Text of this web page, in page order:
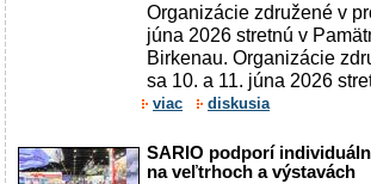
Organizácie združené v
júna 2026 stretnú v
Birkenau. Organizácie
sa 10. a 11. júna 2026
viac diskusia
SARIO podporí
na veľtrhoch a výstavách